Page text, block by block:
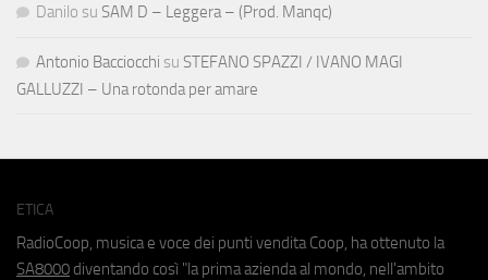
Danilo su SAM D – Leggera – (Prod. Manqc)
Antonio Bacciocchi su STEFANO SPAZZI / IVANO MAGI
GALLUZZI – Una rotonda per amare
ETICA
RadioCoop, musica e voce dei punti vendita Coop, ha ottenuto la
SA8000 diventando così "la prima azienda al mondo, nell'ambito